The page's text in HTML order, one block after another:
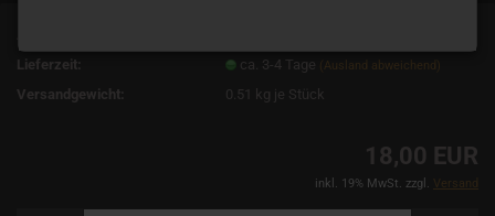
Lieferzeit:
ca. 3-4 Tage (Ausland abweichend)
Versandgewicht: 0.51 kg je Stück
18,00 EUR
inkl. 19% MwSt. zzgl. Versand